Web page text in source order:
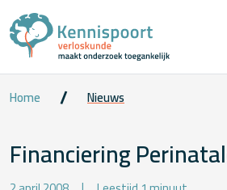
Home Nieuws
Financiering